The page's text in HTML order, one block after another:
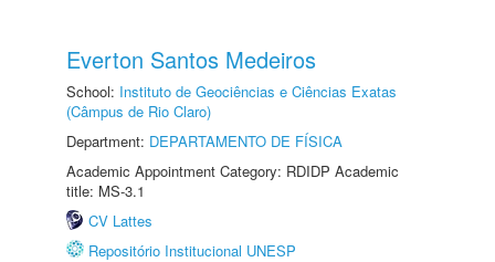
Everton Santos Medeiros
School: Instituto de Geociências e Ciências Exatas
(Câmpus de Rio Claro)
Department: DEPARTAMENTO DE FÍSICA
Academic Appointment Category: RDIDP Academic
title: MS-3.1
CV Lattes
Repositório Institucional UNESP